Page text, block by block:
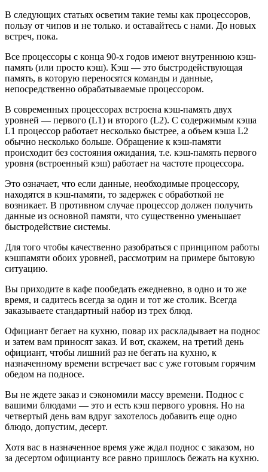
В следующих статьях осветим такие темы как процессоров,
пользу от чипов и не только. и оставайтесь с нами. До новых
встреч, пока.
Все процессоры с конца 90-х годов имеют внутреннюю кэш-
память (или просто кэш). Кэш — это быстродействующая
память, в которую переносятся команды и данные,
непосредственно обрабатываемые процессором.
В современных процессорах встроена кэш-память двух
уровней — первого (L1) и второго (L2). С содержимым кэша
L1 процессор работает несколько быстрее, а объем кэша L2
обычно несколько больше. Обращение к кэш-памяти
происходит без состояния ожидания, т.е. кэш-память первого
уровня (встроенный кэш) работает на частоте процессора.
Это означает, что если данные, необходимые процессору,
находятся в кэш-памяти, то задержек с обработкой не
возникает. В противном случае процессор должен получить
данные из основной памяти, что существенно уменьшает
быстродействие системы.
Для того чтобы качественно разобраться с принципом работы
кэшпамяти обоих уровней, рассмотрим на примере бытовую
ситуацию.
Вы приходите в кафе пообедать ежедневно, в одно и то же
время, и садитесь всегда за один и тот же столик. Всегда
заказываете стандартный набор из трех блюд.
Официант бегает на кухню, повар их раскладывает на поднос
и затем вам приносят заказ. И вот, скажем, на третий день
официант, чтобы лишний раз не бегать на кухню, к
назначенному времени встречает вас с уже готовым горячим
обедом на подносе.
Вы не ждете заказ и сэкономили массу времени. Поднос с
вашими блюдами — это и есть кэш первого уровня. Но на
четвертый день вам вдруг захотелось добавить еще одно
блюдо, допустим, десерт.
Хотя вас в назначенное время уже ждал поднос с заказом, но
за десертом официанту все равно пришлось бежать на кухню.